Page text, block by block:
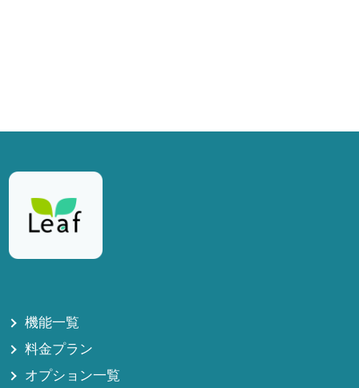
機能一覧
料金プラン
オプション一覧